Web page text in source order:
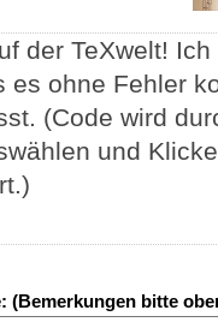
der TeXwelt!
es ohne Fehler
(Code wird
und
(Bemerkungen bitte